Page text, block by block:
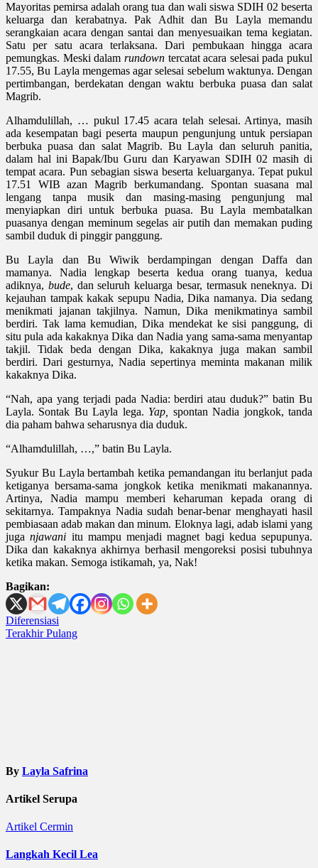
Mayoritas pemirsa adalah orang tua dan wali siswa SDIH 02 beserta
keluarga dan kerabatnya. Pak Adhit dan Bu Layla memandu
serangkaian acara dengan santai dan menyesuaikan tema kegiatan.
Satu per satu acara terlaksana. Dari pembukaan hingga acara
pemungkas. Meski dalam rundown tercatat acara selesai pada pukul
17.55, Bu Layla mengemas agar selesai sebelum waktunya. Dengan
pertimbangan, berdekatan dengan waktu berbuka puasa dan salat
Magrib.
Alhamdulillah, … pukul 17.45 acara telah selesai. Artinya, masih
ada kesempatan bagi peserta maupun pengunjung untuk persiapan
berbuka puasa dan salat Magrib. Bu Layla dan seluruh panitia,
dalam hal ini Bapak/Ibu Guru dan Karyawan SDIH 02 masih di
tempat acara. Pun sebagian siswa beserta keluarganya. Tepat pukul
17.51 WIB azan Magrib berkumandang. Spontan suasana mal
lengang tanpa musik dan masing-masing pengunjung mal
menyiapkan diri untuk berbuka puasa. Bu Layla membatalkan
puasanya dengan meminum segelas air putih dan memakan puding
sambil duduk di pinggir panggung.
Bu Layla dan Bu Wiwik berdampingan dengan Daffa dan
mamanya. Nadia lengkap beserta kedua orang tuanya, kedua
adiknya, bude, dan seluruh keluarga besar, termasuk neneknya. Di
kejauhan tampak kakak sepupu Nadia, Dika namanya. Dia sedang
menikmati jajanan takjilnya. Namun, Dika menikmatinya sambil
berdiri. Tak lama kemudian, Dika mendekat ke sisi panggung, di
situ pula ada kakaknya Dika dan Nadia yang sama-sama menyantap
takjil. Tidak beda dengan Dika, kakaknya juga makan sambil
berdiri. Dari gesturnya, Nadia sepertinya meminta makanan milik
kakaknya Dika.
“Nah, apa yang terjadi pada Nadia: berdiri atau duduk?” batin Bu
Layla. Sontak Bu Layla lega. Yap, spontan Nadia jongkok, tanda
dia paham bahwa seharusnya dia duduk.
“Alhamdulillah, …,” batin Bu Layla.
Syukur Bu Layla bertambah ketika pemandangan itu berlanjut pada
ketiganya bersama-sama jongkok ketika menikmati makanannya.
Artinya, Nadia mampu memberi keharuman kepada orang di
sekitarnya. Tampaknya Nadia sudah benar-benar menghayati hasil
pembiasaan adab makan dan minum. Eloknya lagi, adab islami yang
juganjawani itu mampu menjadi magnet bagi kedua sepupunya.
Dika dan kakaknya akhirnya berhasil mengoreksi posisi tubuhnya
ketika makan. Semoga istikamah, ya, Nak!
Bagikan:
Post
navigation
Diferensiasi
Terakhir Pulang
By Layla Safrina
Artikel Serupa
Artikel Cermin
Langkah Kecil Lea